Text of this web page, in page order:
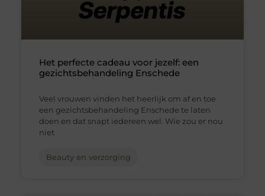
Het perfecte cadeau voor jezelf: een
gezichtsbehandeling Enschede
Veel vrouwen vinden het heerlijk om af en toe
een gezichtsbehandeling Enschede te laten
doen en dat snapt iedereen wel. Wie zou er nou
niet
Beauty en verzorging